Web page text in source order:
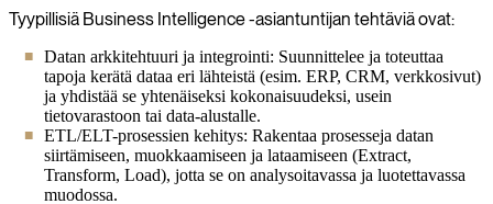
Tyypillisiä Business Intelligence -asiantuntijan tehtäviä ovat:
Datan arkkitehtuuri ja integrointi: Suunnittelee ja toteuttaa
tapoja kerätä dataa eri lähteistä (esim. ERP, CRM, verkkosivut)
ja yhdistää se yhtenäiseksi kokonaisuudeksi, usein
tietovarastoon tai data-alustalle.
ETL/ELT-prosessien kehitys: Rakentaa prosesseja datan
siirtämiseen, muokkaamiseen ja lataamiseen (Extract,
Transform, Load), jotta se on analysoitavassa ja luotettavassa
muodossa.